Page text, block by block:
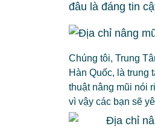
đâu là đáng tin
Chúng tôi, Trung
Hàn Quốc, là trung
thuật nâng mũi nói
vì vậy các bạn sẽ